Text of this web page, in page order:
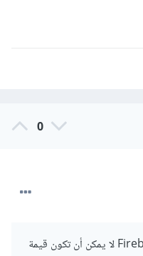
0
رسالة الخطأ تعني أن FirebaseOptions لا يمكن أن تكون قيمة